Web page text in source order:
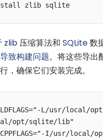
zlib sqlite
zlib压缩算法和 SQLite数
导致构建问题。将这些导出
，确保它们安装完成。
L/usr/local/
opt/sqlite/lib"
I/usr/